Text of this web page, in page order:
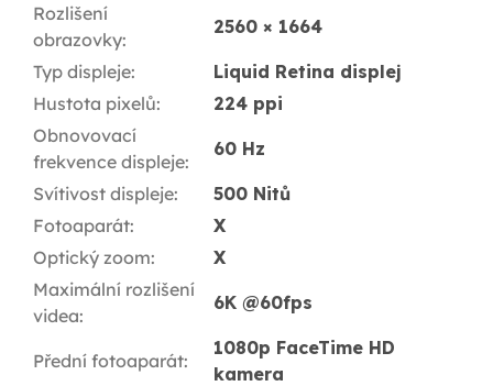
Rozlišení
obrazovky:
2560 × 1664
Typ displeje:
Liquid Retina displej
Hustota pixelů:
224 ppi
Obnovovací
frekvence displeje:
60 Hz
Svítivost displeje:
500 Nitů
Fotoaparát:
X
Optický zoom:
X
Maximální rozlišení
videa:
6K @60fps
Přední fotoaparát:
1080p FaceTime HD
kamera